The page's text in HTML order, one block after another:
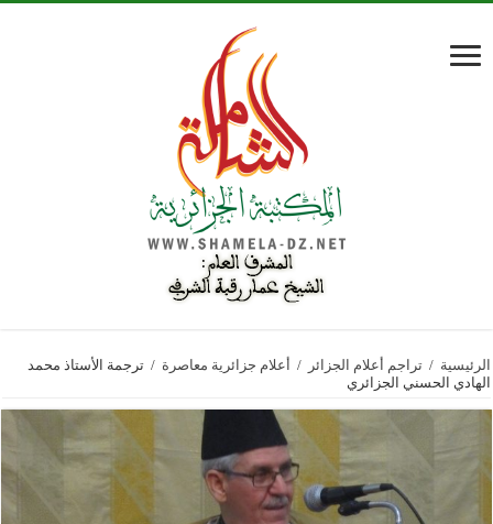
الرئيسية / تراجم أعلام الجزائر / أعلام جزائرية معاصرة / ترجمة الأستاذ محمد
الهادي الحسني الجزائري